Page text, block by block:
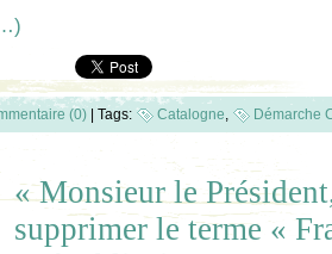
(0) Tags: Catalogne, Démarche
« Monsieur le
supprimer le terme «